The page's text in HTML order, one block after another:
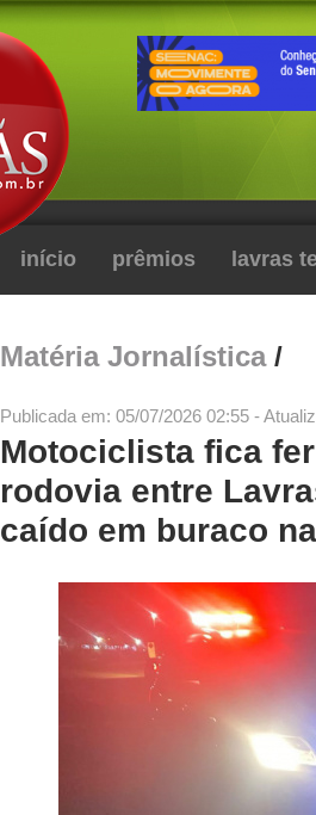
início prêmios lavras
Matéria Jornalística/
Publicada em: 05/07/2026 02:55 -
Motociclista fica
rodovia entre
caído em buraco